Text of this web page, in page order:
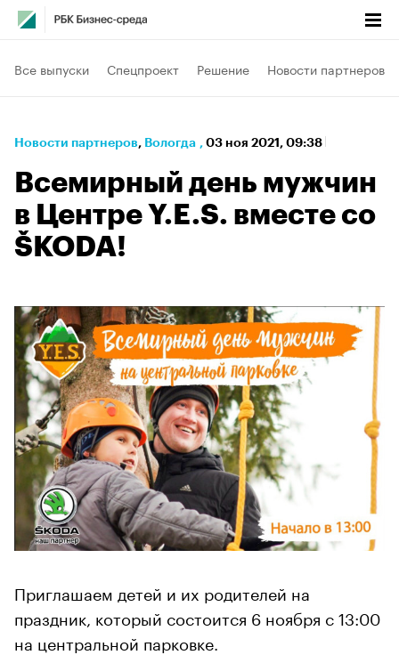
Все выпуски Спецпроект Решение Новости партнеров
Новости партнеров⁠, Вологда , 03 ноя 2021, 09:38
Всемирный день мужчин
в Центре Y.E.S. вместе со
ŠKODA!
Приглашаем детей и их родителей на
праздник, который состоится 6 ноября с 13:00
на центральной парковке.